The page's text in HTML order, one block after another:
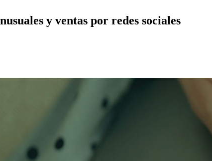
y ventas por redes sociales